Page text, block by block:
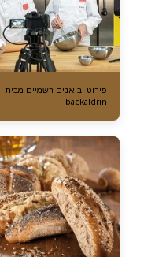
פירוט יבואנים רשמיים מבית
backaldrin